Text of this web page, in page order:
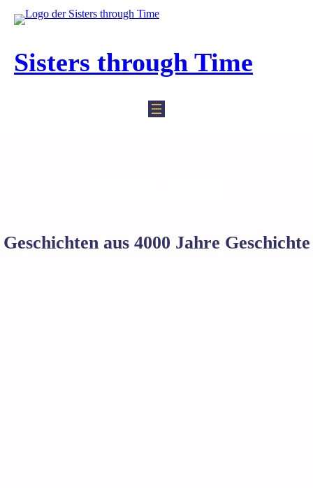
Inhalt
Sisters through Time
Geschichten aus 4000 Jahre Geschichte